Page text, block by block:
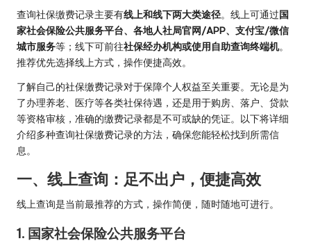
查询社保缴费记录主要有线上和线下两大类途径。线上可通过国
家社会保险公共服务平台、各地人社局官网/APP、支付宝/微信
城市服务等；线下可前往社保经办机构或使用自助查询终端机。
推荐优先选择线上方式，操作便捷高效。
了解自己的社保缴费记录对于保障个人权益至关重要。无论是为
了办理养老、医疗等各类社保待遇，还是用于购房、落户、贷款
等资格审核，准确的缴费记录都是不可或缺的凭证。以下将详细
介绍多种查询社保缴费记录的方法，确保您能轻松找到所需信
息。
一、线上查询：足不出户，便捷高效
线上查询是当前最推荐的方式，操作简便，随时随地可进行。
1. 国家社会保险公共服务平台